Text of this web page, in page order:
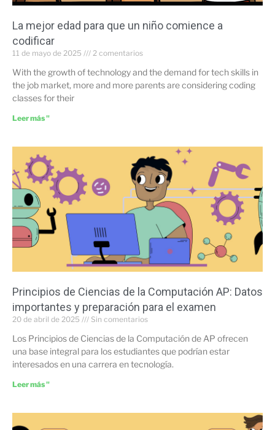
La mejor edad para que un niño comience a
codificar
11 de mayo de 2025 2 comentarios
With the growth of technology and the demand for tech skills in
the job market, more and more parents are considering coding
classes for their
Leer más "
Principios de Ciencias de la Computación AP: Datos
importantes y preparación para el examen
20 de abril de 2025 Sin comentarios
Los Principios de Ciencias de la Computación de AP ofrecen
una base integral para los estudiantes que podrían estar
interesados en una carrera en tecnología.
Leer más "